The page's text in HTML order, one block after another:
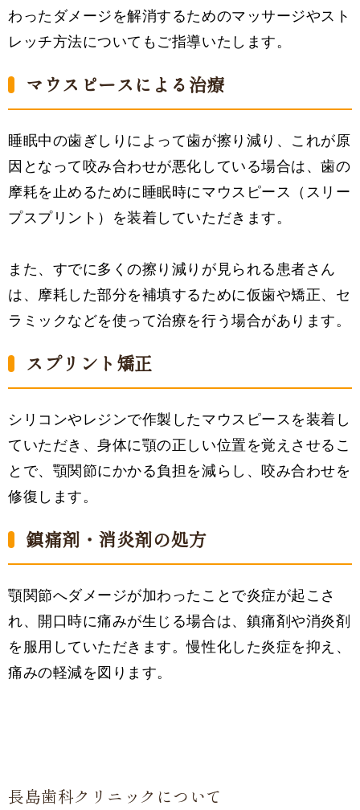
わったダメージを解消するためのマッサージやスト
レッチ方法についてもご指導いたします。
マウスピースによる治療
睡眠中の歯ぎしりによって歯が擦り減り、これが原
因となって咬み合わせが悪化している場合は、歯の
摩耗を止めるために睡眠時にマウスピース（スリー
プスプリント）を装着していただきます。
また、すでに多くの擦り減りが見られる患者さん
は、摩耗した部分を補填するために仮歯や矯正、セ
ラミックなどを使って治療を行う場合があります。
スプリント矯正
シリコンやレジンで作製したマウスピースを装着し
ていただき、身体に顎の正しい位置を覚えさせるこ
とで、顎関節にかかる負担を減らし、咬み合わせを
修復します。
鎮痛剤・消炎剤の処方
顎関節へダメージが加わったことで炎症が起こさ
れ、開口時に痛みが生じる場合は、鎮痛剤や消炎剤
を服用していただきます。慢性化した炎症を抑え、
痛みの軽減を図ります。
長島歯科クリニックについて